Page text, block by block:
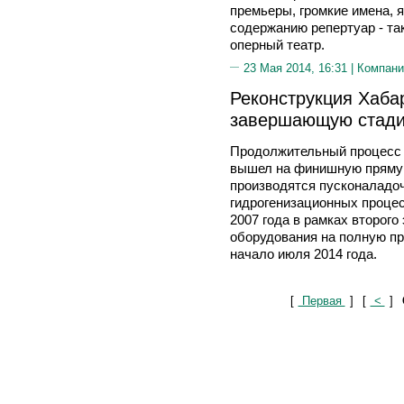
премьеры, громкие имена,
содержанию репертуар -
оперный театр.
23 Мая 2014, 16:31 |
Реконструкция
завершающую
Продолжительный
вышел на финишную
производятся
гидрогенизационных
2007 года в рамках
оборудования на полную
начало июля 2014 года.
[ Первая ] [ < ]